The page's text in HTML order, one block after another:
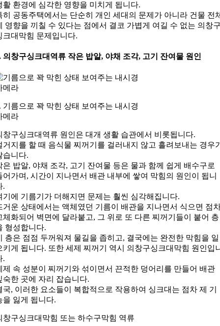
활 환경에 심각한 영향을 미치게 됩니다.
히 공동주택에서는 단순히 개인 세대의 문제가 아니라 건물 전
영향을 끼칠 수 있다는 점에서 결코 가볍게 여길 수 없는 의창
크대막힘 문제입니다.
의창구싱크대역류 작은 밥알, 야채 조각, 고기 잔여물 원인
기름으로 꽉 막힌 상태 보여주는 내시경
메라
창구싱크대역류 원인은 대개 생활 습관에서 비롯됩니다.
거지를 할 때 음식물 찌꺼기를 걸러내지 않고 흘려보내는 경우
습니다.
은 밥알, 야채 조각, 고기 잔여물 등은 물과 함께 쉽게 배수구로
어가며, 시간이 지나면서 배관 내부에 쌓여 막힘의 원인이 됩니
.
기에 기름기가 더해지면 문제는 훨씬 심각해집니다.
거운 상태에서는 액체였던 기름이 배관을 지나면서 식으면 점
체화되어 벽면에 달라붙고, 그 위로 또 다른 찌꺼기들이 붙어 층
형성합니다.
층은 점점 두꺼워져 물길을 좁히고, 결국에는 완전한 막힘을 일
키게 됩니다. 또한 세제 찌꺼기 역시 의창구싱크대막힘 원인입
.
제 속 성분이 찌꺼기와 섞이면서 끈적한 덩어리를 만들어 배관
숙한 곳에 자리 잡습니다.
국, 이러한 요소들이 복합적으로 작용하여 싱크대는 점차 제 기
을 잃게 됩니다.
창구싱크대막힘 또는 하수구막힘 역류